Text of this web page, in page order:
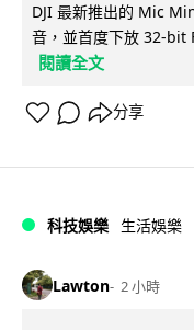
DJI 最新推出的 Mic
音，並首度下放 32-bit
閱讀全文
分享
科技娛樂 生活娛樂
Lawton 2 小時